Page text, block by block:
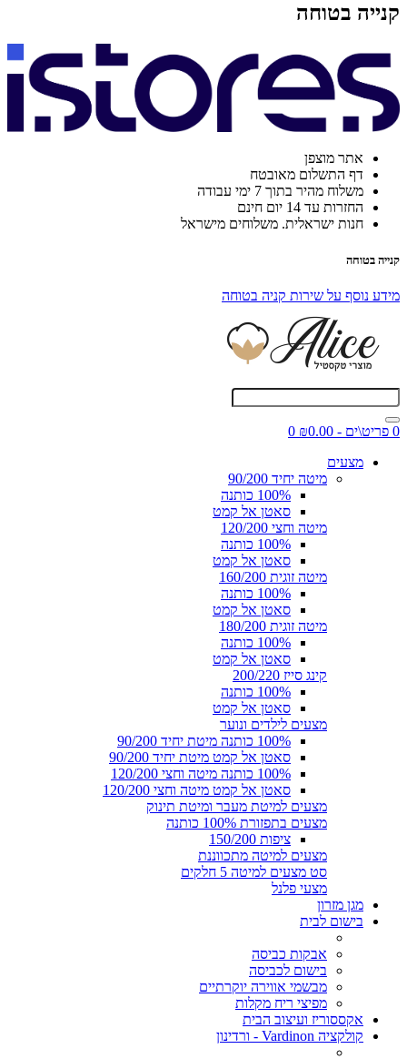
קנייה בטוחה
אתר מוצפן
דף התשלום מאובטח
משלוח מהיר בתוך 7 ימי עבודה
החזרות עד 14 יום חינם
חנות ישראלית. משלוחים מישראל
קנייה בטוחה
מידע נוסף על שירות קניה בטוחה
0 פריט\ים - ₪0.00
0
מצעים
מיטה יחיד 90/200
100% כותנה
סאטן אל קמט
מיטה וחצי 120/200
100% כותנה
סאטן אל קמט
מיטה זוגית 160/200
100% כותנה
סאטן אל קמט
מיטה זוגית 180/200
100% כותנה
סאטן אל קמט
קינג סייז 200/220
100% כותנה
סאטן אל קמט
מצעים לילדים ונוער
100% כותנה מיטת יחיד 90/200
סאטן אל קמט מיטת יחיד 90/200
100% כותנה מיטה וחצי 120/200
סאטן אל קמט מיטה וחצי 120/200
מצעים למיטת מעבר ומיטת תינוק
מצעים בתפזורת 100% כותנה
ציפות 150/200
מצעים למיטה מתכווננת
סט מצעים למיטה 5 חלקים
מצעי פלנל
מגן מזרון
בישום לבית
אבקות כביסה
בישום לכביסה
מבשמי אווירה יוקרתיים
מפיצי ריח מקלות
אקססוריז ועיצוב הבית
קולקציה Vardinon - ורדינון